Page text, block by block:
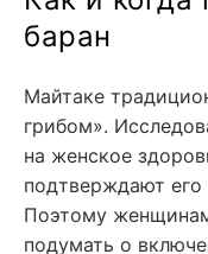
баран
Майтаке
грибом».
на женское
подтверждают его
Поэтому
подумать о